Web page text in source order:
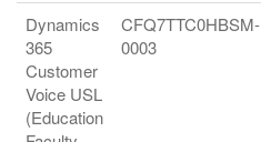
Dynamics
365
Customer
Voice USL
(Education
CFQ7TTC0HBSM-
0003